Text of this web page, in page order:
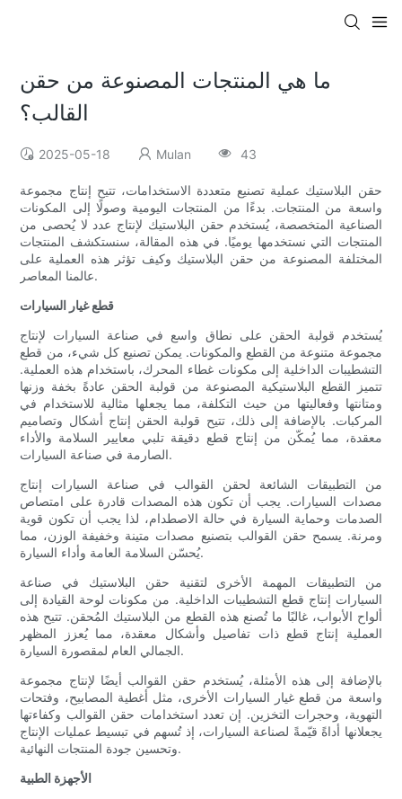
ما هي المنتجات المصنوعة من حقن
القالب؟
2025-05-18 Mulan 43
حقن البلاستيك عملية تصنيع متعددة الاستخدامات، تتيح إنتاج مجموعة
واسعة من المنتجات. بدءًا من المنتجات اليومية وصولًا إلى المكونات
الصناعية المتخصصة، يُستخدم حقن البلاستيك لإنتاج عدد لا يُحصى من
المنتجات التي نستخدمها يوميًا. في هذه المقالة، سنستكشف المنتجات
المختلفة المصنوعة من حقن البلاستيك وكيف تؤثر هذه العملية على
عالمنا المعاصر.
قطع غيار السيارات
يُستخدم قولبة الحقن على نطاق واسع في صناعة السيارات لإنتاج
مجموعة متنوعة من القطع والمكونات. يمكن تصنيع كل شيء، من قطع
التشطيبات الداخلية إلى مكونات غطاء المحرك، باستخدام هذه العملية.
تتميز القطع البلاستيكية المصنوعة من قولبة الحقن عادةً بخفة وزنها
ومتانتها وفعاليتها من حيث التكلفة، مما يجعلها مثالية للاستخدام في
المركبات. بالإضافة إلى ذلك، تتيح قولبة الحقن إنتاج أشكال وتصاميم
معقدة، مما يُمكّن من إنتاج قطع دقيقة تلبي معايير السلامة والأداء
الصارمة في صناعة السيارات.
من التطبيقات الشائعة لحقن القوالب في صناعة السيارات إنتاج
مصدات السيارات. يجب أن تكون هذه المصدات قادرة على امتصاص
الصدمات وحماية السيارة في حالة الاصطدام، لذا يجب أن تكون قوية
ومرنة. يسمح حقن القوالب بتصنيع مصدات متينة وخفيفة الوزن، مما
يُحسّن السلامة العامة وأداء السيارة.
من التطبيقات المهمة الأخرى لتقنية حقن البلاستيك في صناعة
السيارات إنتاج قطع التشطيبات الداخلية. من مكونات لوحة القيادة إلى
ألواح الأبواب، غالبًا ما تُصنع هذه القطع من البلاستيك المُحقن. تتيح هذه
العملية إنتاج قطع ذات تفاصيل وأشكال معقدة، مما يُعزز المظهر
الجمالي العام لمقصورة السيارة.
بالإضافة إلى هذه الأمثلة، يُستخدم حقن القوالب أيضًا لإنتاج مجموعة
واسعة من قطع غيار السيارات الأخرى، مثل أغطية المصابيح، وفتحات
التهوية، وحجرات التخزين. إن تعدد استخدامات حقن القوالب وكفاءتها
يجعلانها أداةً قيّمةً لصناعة السيارات، إذ تُسهم في تبسيط عمليات الإنتاج
وتحسين جودة المنتجات النهائية.
الأجهزة الطبية